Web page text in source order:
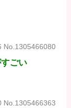
No.1305466080
ごい
No.1305466363